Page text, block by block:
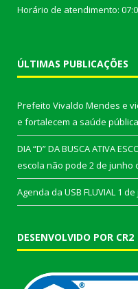
Horário de atendimento:
ÚLTIMAS PUBLICAÇÕES
Prefeito Vivaldo Mendes e
e fortalecem a saúde
DIA “D” DA BUSCA ATIVA
escola não pode 2 de junho
Agenda da USB FLUVIAL 1 de
DESENVOLVIDO POR CR2